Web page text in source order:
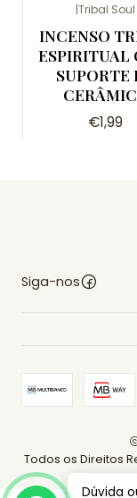
|Tribal Soul
INCENSO
ESPIRITUAL
SUPORTE
€1,99
Siga-nos
Todos os Direitos
Dúvida